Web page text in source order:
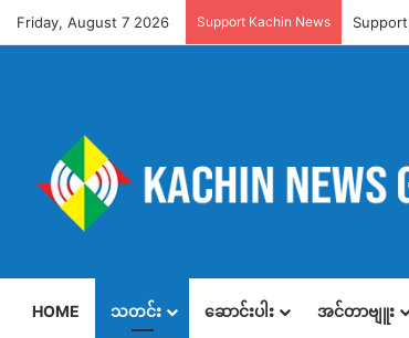
Friday, August 7 2026 Support Kachin News
HOME သတင်း ဆောင်းပါး အင်တာဗျူး